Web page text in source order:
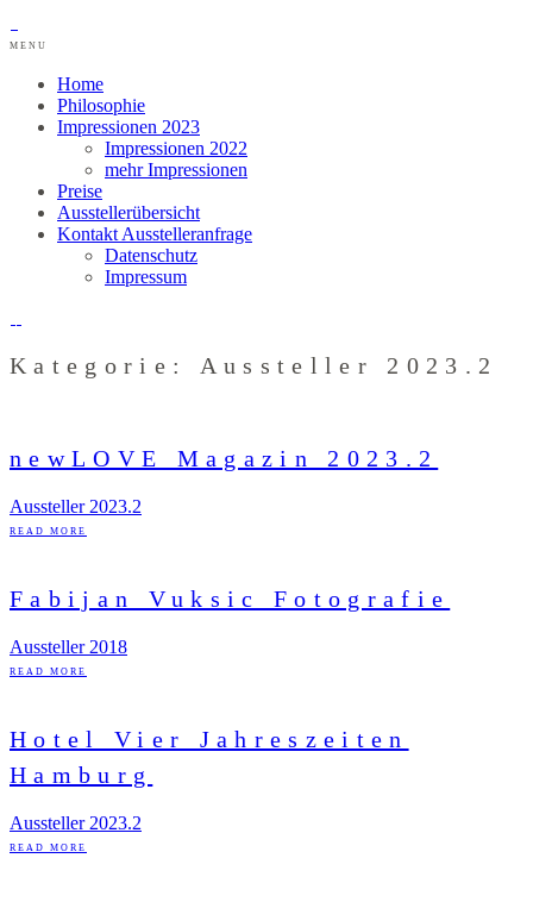
MENU
Home
Philosophie
Impressionen 2023
Impressionen 2022
mehr Impressionen
Preise
Ausstellerübersicht
Kontakt Ausstelleranfrage
Datenschutz
Impressum
Kategorie: Aussteller 2023.2
newLOVE Magazin 2023.2
Aussteller 2023.2
READ MORE
Fabijan Vuksic Fotografie
Aussteller 2018
READ MORE
Hotel Vier Jahreszeiten
Hamburg
Aussteller 2023.2
READ MORE